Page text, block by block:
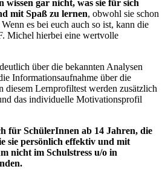
wissen gar nicht, was sie für sich
mit Spaß zu lernen, obwohl sie schon
es bei euch auch so ist, kann die
Michel hierbei eine wertvolle
über die bekannten Analysen
Informationsaufnahme über die
diesem Lernprofiltest werden zusätzlich
das individuelle Motivationsprofil
für SchülerInnen ab 14 Jahren, die
sie persönlich effektiv und mit
nicht im Schulstress u/o in